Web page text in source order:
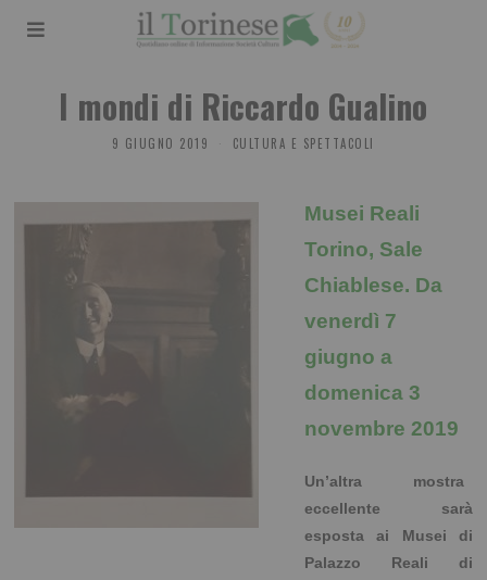
I mondi di Riccardo Gualino
9 GIUGNO 2019 CULTURA E SPETTACOLI
Musei Reali
Torino, Sale
Chiablese. Da
venerdì 7
giugno a
domenica 3
novembre 2019
Un’altra mostra
eccellente sarà
esposta ai Musei di
Palazzo Reali di